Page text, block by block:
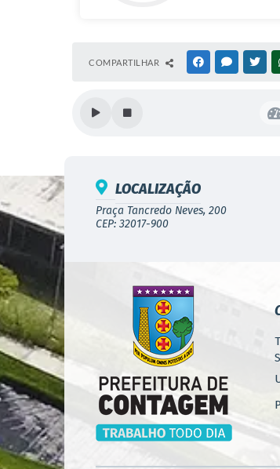
COMPARTILHAR FACEBOOK
LOCALIZAÇÃO
Praça Tancredo Neves, 200
CEP: 32017-900